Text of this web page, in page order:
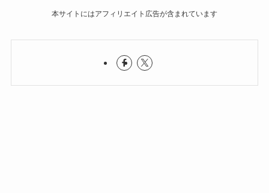
本サイトにはアフィリエイト広告が含まれています